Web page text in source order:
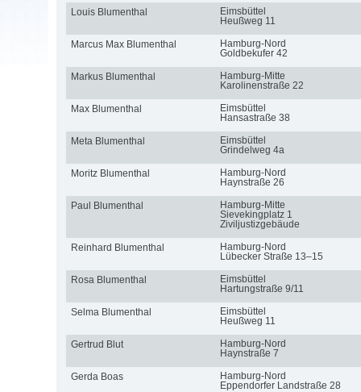
Louis Blumenthal
Eimsbüttel
Heußweg 11
Marcus Max Blumenthal
Hamburg-Nord
Goldbekufer 42
Markus Blumenthal
Hamburg-Mitte
Karolinenstraße 22
Max Blumenthal
Eimsbüttel
Hansastraße 38
Meta Blumenthal
Eimsbüttel
Grindelweg 4a
Moritz Blumenthal
Hamburg-Nord
Haynstraße 26
Paul Blumenthal
Hamburg-Mitte
Sievekingplatz 1
Ziviljustizgebäude
Reinhard Blumenthal
Hamburg-Nord
Lübecker Straße 13–15
Rosa Blumenthal
Eimsbüttel
Hartungstraße 9/11
Selma Blumenthal
Eimsbüttel
Heußweg 11
Gertrud Blut
Hamburg-Nord
Haynstraße 7
Gerda Boas
Hamburg-Nord
Eppendorfer Landstraße 28